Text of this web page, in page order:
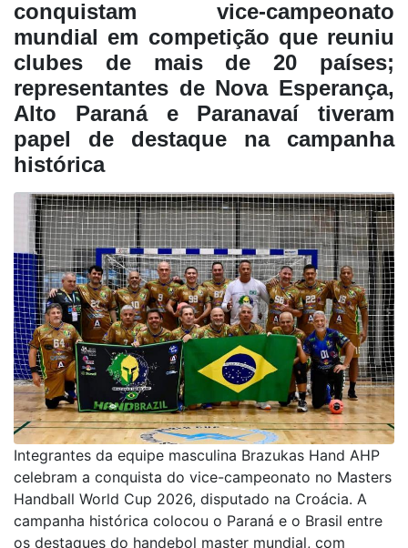
conquistam vice-campeonato
mundial em competição que reuniu
clubes de mais de 20 países;
representantes de Nova Esperança,
Alto Paraná e Paranavaí tiveram
papel de destaque na campanha
histórica
Integrantes da equipe masculina Brazukas Hand AHP
celebram a conquista do vice-campeonato no Masters
Handball World Cup 2026, disputado na Croácia. A
campanha histórica colocou o Paraná e o Brasil entre
os destaques do handebol master mundial, com